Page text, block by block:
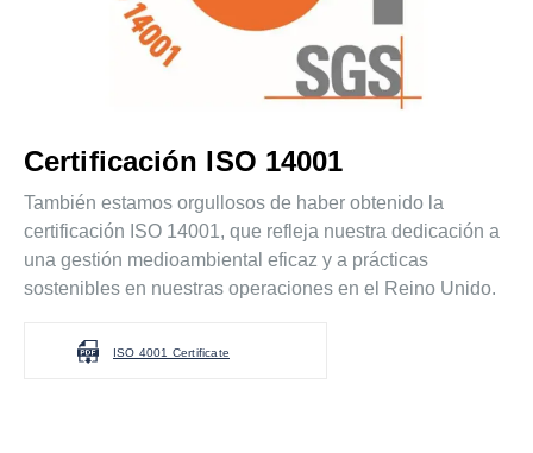
Certificación ISO 14001
También estamos orgullosos de haber obtenido la
certificación ISO 14001, que refleja nuestra dedicación a
una gestión medioambiental eficaz y a prácticas
sostenibles en nuestras operaciones en el Reino Unido.
ISO 4001 Certificate